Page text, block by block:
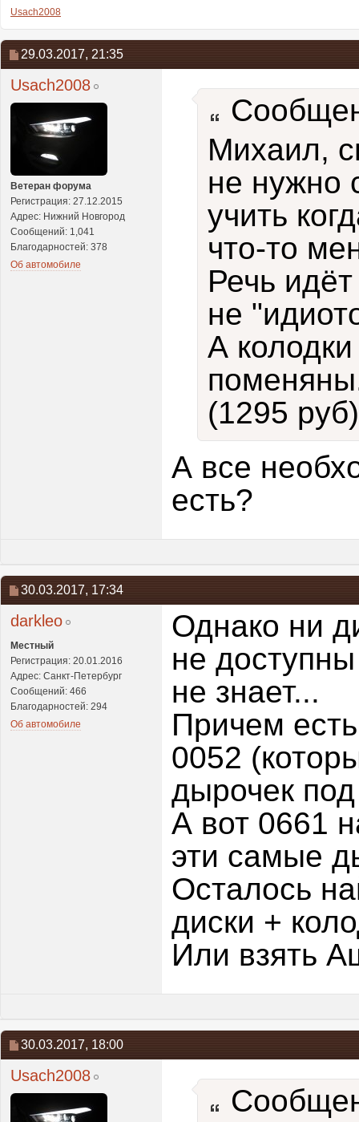
Usach2008
29.03.2017, 21:35
Usach2008
Ветеран форума
Регистрация: 27.12.2015
Адрес: Нижний Новгород
Сообщений: 1,041
Благодарностей: 378
Об автомобиле
Михаил,
не нужно
учить
что-то
Речь
не
А
(1295
А все
есть?
30.03.2017, 17:34
darkleo
Местный
Регистрация: 20.01.2016
Адрес: Санкт-Петербург
Сообщений: 466
Благодарностей: 294
Об автомобиле
Однако ни
не
не знает...
Причем
0052
дырочек
А вот 0661
эти самые
Осталось
диски +
Или взять
30.03.2017, 18:00
Usach2008